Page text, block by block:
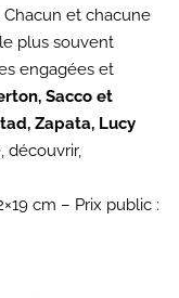
Chacun et chacune
plus souvent
engagées et
Sacco et
Zapata, Lucy
découvrir,
cm – Prix public :